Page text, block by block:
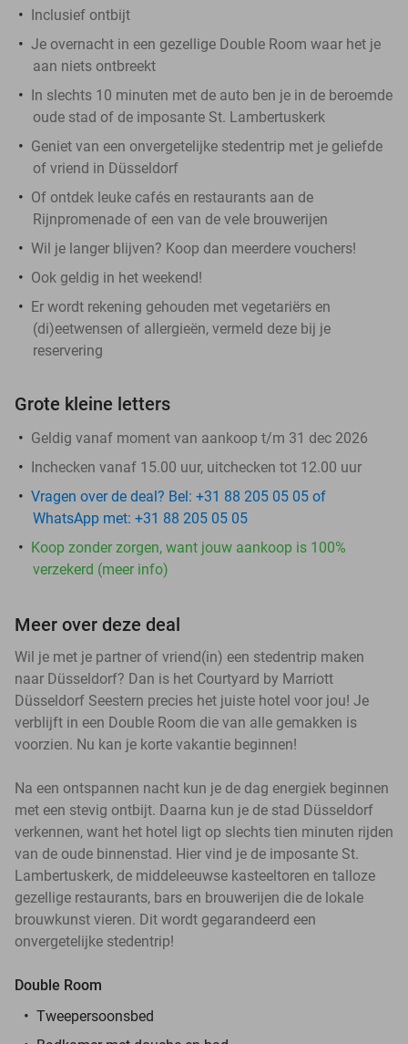
Inclusief ontbijt
Je overnacht in een gezellige Double Room waar het je
aan niets ontbreekt
In slechts 10 minuten met de auto ben je in de beroemde
oude stad of de imposante St. Lambertuskerk
Geniet van een onvergetelijke stedentrip met je geliefde
of vriend in Düsseldorf
Of ontdek leuke cafés en restaurants aan de
Rijnpromenade of een van de vele brouwerijen
Wil je langer blijven? Koop dan meerdere vouchers!
Ook geldig in het weekend!
Er wordt rekening gehouden met vegetariërs en
(di)eetwensen of allergieën, vermeld deze bij je
reservering
Grote kleine letters
Geldig vanaf moment van aankoop t/m 31 dec 2026
Inchecken vanaf 15.00 uur, uitchecken tot 12.00 uur
Vragen over de deal? Bel: +31 88 205 05 05 of
WhatsApp met: +31 88 205 05 05
Koop zonder zorgen, want jouw aankoop is 100%
verzekerd (meer info)
Meer over deze deal
Wil je met je partner of vriend(in) een stedentrip maken
naar Düsseldorf? Dan is het Courtyard by Marriott
Düsseldorf Seestern precies het juiste hotel voor jou! Je
verblijft in een Double Room die van alle gemakken is
voorzien. Nu kan je korte vakantie beginnen!
Na een ontspannen nacht kun je de dag energiek beginnen
met een stevig ontbijt. Daarna kun je de stad Düsseldorf
verkennen, want het hotel ligt op slechts tien minuten rijden
van de oude binnenstad. Hier vind je de imposante St.
Lambertuskerk, de middeleeuwse kasteeltoren en talloze
gezellige restaurants, bars en brouwerijen die de lokale
brouwkunst vieren. Dit wordt gegarandeerd een
onvergetelijke stedentrip!
Double Room
Tweepersoonsbed